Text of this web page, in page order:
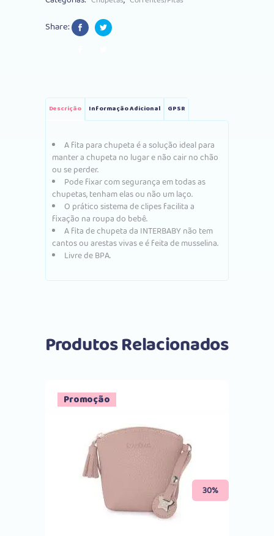
Share:
Descrição Informação Adicional GPSR
A fita para chupeta é a solução ideal para
manter a chupeta no lugar e não cair no chão
ou se perder.
Pode fixar com segurança em todas as
chupetas, tenham elas ou não um laço.
O prático sistema de clipes facilita a
fixação na roupa do bebê.
A fita de chupeta da INTERBABY não tem
cantos ou arestas vivas e é feita de musselina.
Livre de BPA.
Produtos Relacionados
Promoção
30%